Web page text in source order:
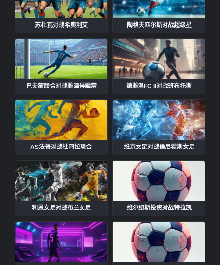
苏杜瓦对战希奥利艾 陶格夫匹尔斯对战超级星
巴夫蒙联合对战雅温得霹雳 德雅温FC II对战班布托斯
AS法普对战杜阿拉联合 维京女足对战侯尼霍斯女足
利恩女足对战布兰女足 维尔纽斯投资对战特拉凯